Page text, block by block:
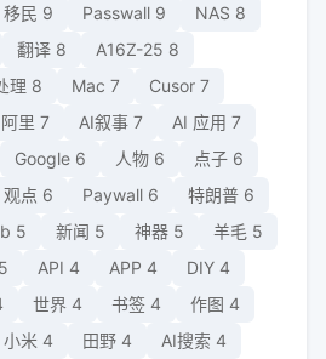
移民 9 Passwall 9 NAS 8
翻译 8 A16Z-25 8
理 8 Mac 7 Cusor 7
阿里 7 AI叙事 7 AI 应用 7
Google 6 人物 6 点子 6
观点 6 Paywall 6 特朗普 6
5 新闻 5 神器 5 羊毛 5
5 API 4 APP 4 DIY 4
世界 4 书签 4 作图 4
小米 4 田野 4 AI搜索 4